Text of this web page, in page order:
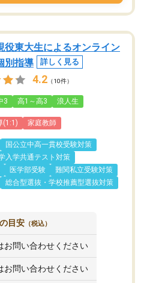
役東大生によるオンライン
別指導
詳しく見る
4.2 （10件）
3 高1～高3 浪人生
(1:1) 家庭教師
国公立中高一貫校受験対策
入学共通テスト対策
医学部受験
難関私立受験対策
総合型選抜・学校推薦型選抜対策
目安 （税込）
お問い合わせください
お問い合わせください